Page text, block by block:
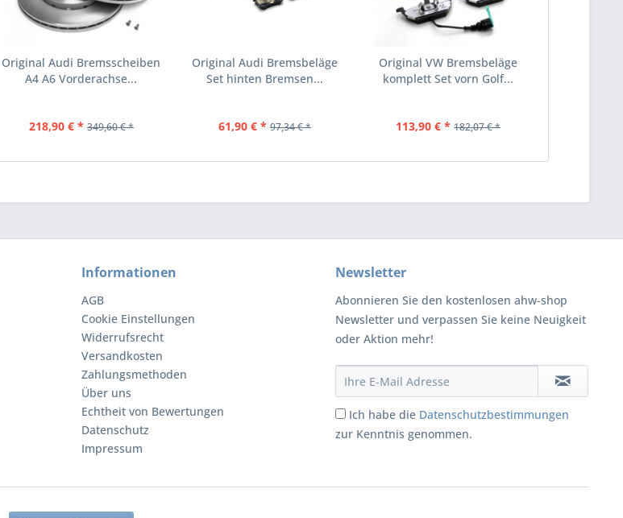
Original Audi Bremsscheiben
A4 A6 Vorderachse...
218,90 € * 349,60 € *
Original Audi Bremsbeläge
Set hinten Bremsen...
61,90 € * 97,34 € *
Original VW Bremsbeläge
komplett Set vorn Golf...
113,90 € * 182,07 € *
Informationen
AGB
Cookie Einstellungen
Widerrufsrecht
Versandkosten
Zahlungsmethoden
Über uns
Echtheit von Bewertungen
Datenschutz
Impressum
Newsletter
Abonnieren Sie den kostenlosen ahw-shop
Newsletter und verpassen Sie keine Neuigkeit
oder Aktion mehr!
Ich habe die Datenschutzbestimmungen
zur Kenntnis genommen.